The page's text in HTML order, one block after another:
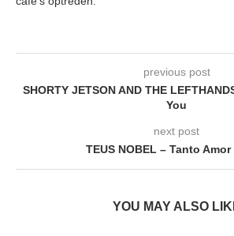
previous post
SHORTY JETSON AND THE
You
next post
TEUS NOBEL – Tanto Amor
YOU MAY ALSO